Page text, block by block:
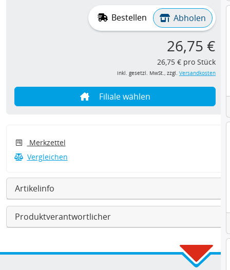
Bestellen Abholen
26,75 €
26,75 € pro Stück
inkl. gesetzl. MwSt., zzgl. Versandkosten
Filiale wählen
Merkzettel
Vergleichen
Artikelinfo
Produktverantwortlicher